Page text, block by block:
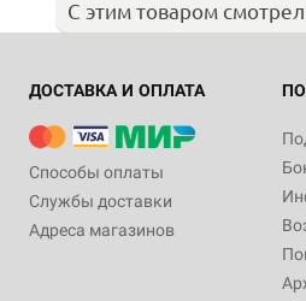
С этим товаром
ДОСТАВКА И ОПЛАТА
Способы оплаты
Службы доставки
Адреса магазинов